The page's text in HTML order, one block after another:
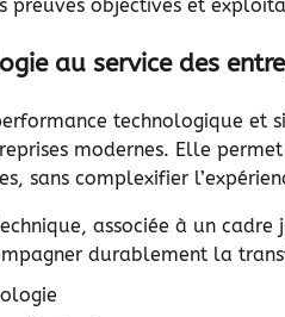
preuves objectives et
au service des
technologique et
modernes. Elle
sans complexifier
associée à un
durablement la